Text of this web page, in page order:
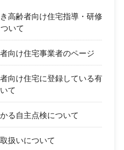
高齢者向け住宅指導・研修
いて
向け住宅事業者のページ
向け住宅に登録している有
て
る自主点検について
扱いについて